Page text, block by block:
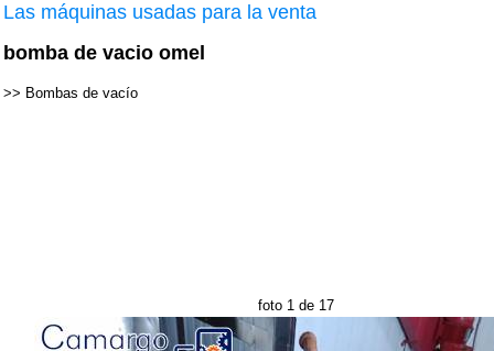
Las máquinas usadas para la venta
bomba de vacio omel
>> Bombas de vacío
foto 1 de 17